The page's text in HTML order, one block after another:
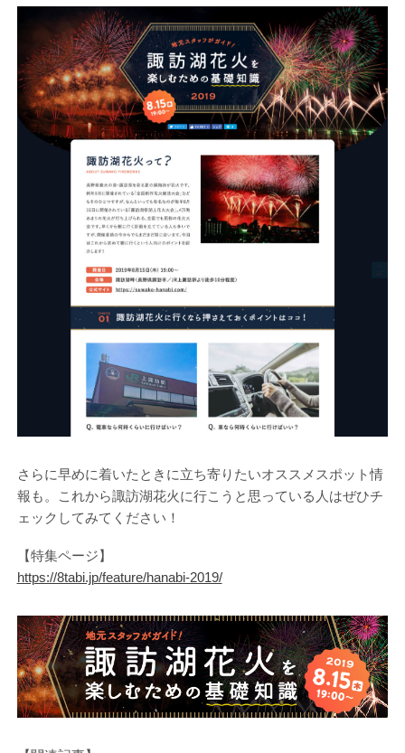
さらに早めに着いたときに立ち寄りたいオススメスポット情
報も。これから諏訪湖花火に行こうと思っている人はぜひチ
ェックしてみてください！
【特集ページ】
https://8tabi.jp/feature/hanabi-2019/